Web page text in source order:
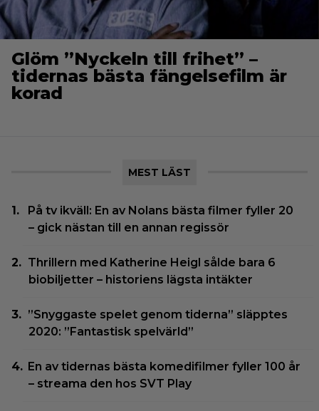
Glöm ”Nyckeln till frihet” –
tidernas bästa fängelsefilm är
korad
MEST LÄST
På tv ikväll: En av Nolans bästa filmer fyller 20
– gick nästan till en annan regissör
Thrillern med Katherine Heigl sålde bara 6
biobiljetter – historiens lägsta intäkter
”Snyggaste spelet genom tiderna” släpptes
2020: ”Fantastisk spelvärld”
En av tidernas bästa komedifilmer fyller 100 år
– streama den hos SVT Play